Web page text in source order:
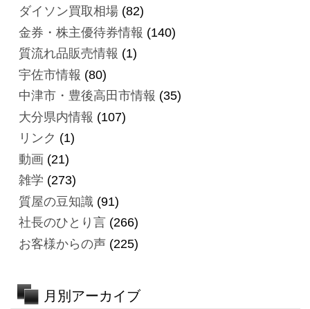
ダイソン買取相場(82)
金券・株主優待券情報 (140)
質流れ品販売情報 (1)
宇佐市情報 (80)
中津市・豊後高田市情報 (35)
大分県内情報 (107)
リンク (1)
動画(21)
雑学 (273)
質屋の豆知識(91)
社長のひとり言(266)
お客様からの声(225)
月別アーカイブ